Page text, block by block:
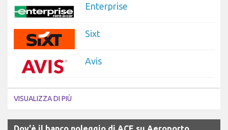
Enterprise
Sixt
Avis
VISUALIZZA DI PIÙ